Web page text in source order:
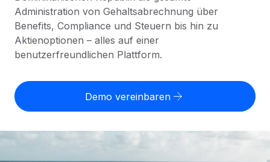
Contractor of Record
Rechtssichere, weltweite Arbeit mit Freelancer:innen
Contractor Management
PEO
Explorer für US-Bundesstaaten
Einfache Einstellung in allen US-Bundesstaaten
Remote im Vergleich
Agile HR- und Payroll-Lösungen für wachsende
Länderspezifische Einschätzung des
Scheinselbstständigkeitsrisikos
Personalkostenrechner
Gesamtbeschäftigungskosten
Abwicklungsfristen für globale Freelancer:innen
English (United States)
Nederlands
Administration von Gehaltsabrechnung über
Benefits, Compliance und Steuern bis hin zu
Aktienoptionen – alles auf einer
benutzerfreundlichen Plattform.
Demo vereinbaren